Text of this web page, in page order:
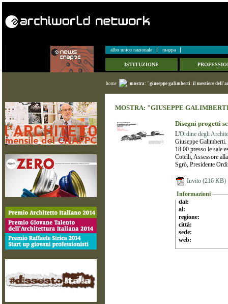
albo unico nazionale mappa
ISTITUZIONE
home mostra: "giuseppe galimberti: il mestiere
MOSTRA: "GIUSEPPE
Disegni progetti
L'Ordine degli
Giuseppe
18.00 presso le sale
Cotelli, Assessore
Sgrò, Presidente
Invito (216 KB)
Informazioni
dal:
al:
regione:
città:
sede:
web: